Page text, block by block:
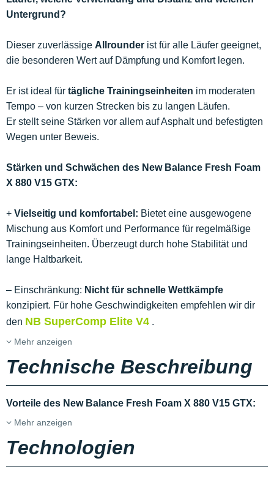
Untergrund?
Dieser zuverlässige Allrounder ist für alle Läufer geeignet,
die besonderen Wert auf Dämpfung und Komfort legen.
Er ist ideal für tägliche Trainingseinheiten im moderaten
Tempo – von kurzen Strecken bis zu langen Läufen.
Er stellt seine Stärken vor allem auf Asphalt und befestigten
Wegen unter Beweis.
Stärken und Schwächen des New Balance Fresh Foam
X 880 V15 GTX:
+ Vielseitig und komfortabel: Bietet eine ausgewogene
Mischung aus Komfort und Performance für regelmäßige
Trainingseinheiten. Überzeugt durch hohe Stabilität und
lange Haltbarkeit.
– Einschränkung: Nicht für schnelle Wettkämpfe
konzipiert. Für hohe Geschwindigkeiten empfehlen wir dir
den NB SuperComp Elite V4 .
Mehr anzeigen
Technische Beschreibung
Vorteile des New Balance Fresh Foam X 880 V15 GTX:
Mehr anzeigen
Technologien